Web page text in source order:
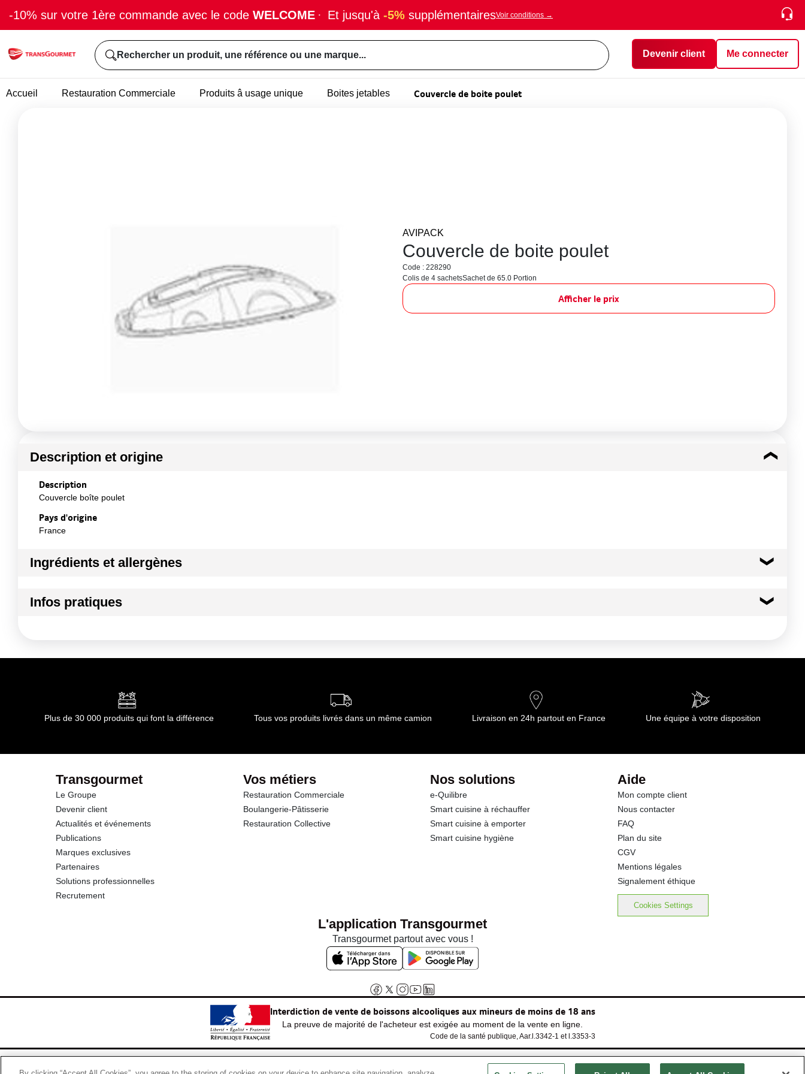
-10% sur votre 1ère commande avec le code WELCOME · Et jusqu'à -5% supplémentairesVoir conditions →
Rechercher un produit, une référence ou une marque... Devenir client Me connecter
Accueil Restauration Commerciale Produits â usage unique Boites jetables Couvercle de boite poulet
AVIPACK
Couvercle de boite poulet
Code : 228290
Colis de 4 sachetsSachet de 65.0 Portion
Afficher le prix
Description et origine
Description
Couvercle boîte poulet
Pays d'origine
France
Ingrédients et allergènes
non applicable
Infos pratiques
Conformément aux informations transmises par le(s) fournisseur(s) de Transgourmet Opérations
Plus de 30 000 produits qui font la différence Tous vos produits livrés dans un même camion Livraison en 24h partout en France Une équipe à votre disposition
Transgourmet
Le Groupe
Devenir client
Actualités et événements
Publications
Marques exclusives
Partenaires
Solutions professionnelles
Recrutement
Vos métiers
Restauration Commerciale
Boulangerie-Pâtisserie
Restauration Collective
Nos solutions
e-Quilibre
Smart cuisine à réchauffer
Smart cuisine à emporter
Smart cuisine hygiène
Aide
Mon compte client
Nous contacter
FAQ
Plan du site
CGV
Mentions légales
Signalement éthique
Cookies Settings
L'application Transgourmet
Transgourmet partout avec vous !
Interdiction de vente de boissons alcooliques aux mineurs de moins de 18 ans
La preuve de majorité de l'acheteur est exigée au moment de la vente en ligne.
Code de la santé publique, Aar.l.3342-1 et l.3353-3